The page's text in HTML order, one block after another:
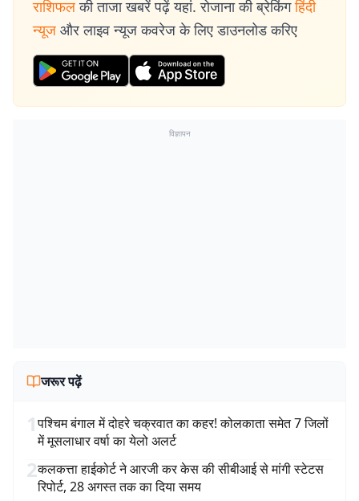
राशिफल की ताजा खबरें पढ़ें यहां. रोजाना की ब्रेकिंग हिंदी
न्यूज और लाइव न्यूज कवरेज के लिए डाउनलोड करिए
विज्ञापन
जरूर पढ़ें
1पश्चिम बंगाल में दोहरे चक्रवात का कहर! कोलकाता समेत 7 जिलों
में मूसलाधार वर्षा का येलो अलर्ट
2कलकत्ता हाईकोर्ट ने आरजी कर केस की सीबीआई से मांगी स्टेटस
रिपोर्ट, 28 अगस्त तक का दिया समय